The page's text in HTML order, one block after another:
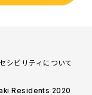
シビリティについて
Residents 2020